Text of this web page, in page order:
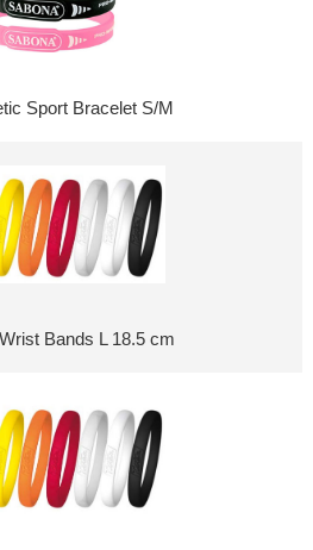
Sport Bracelet S/M
Bands L 18.5 cm